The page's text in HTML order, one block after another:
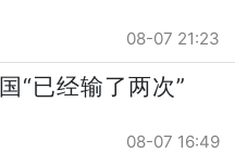
08-07 21:23
“已经输了两次”
08-07 16:49